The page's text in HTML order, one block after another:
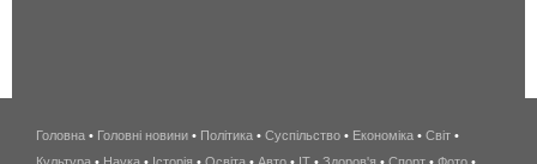
беспроводной
Головна • Головні новини • Політика • Суспільство • Економіка • Світ •